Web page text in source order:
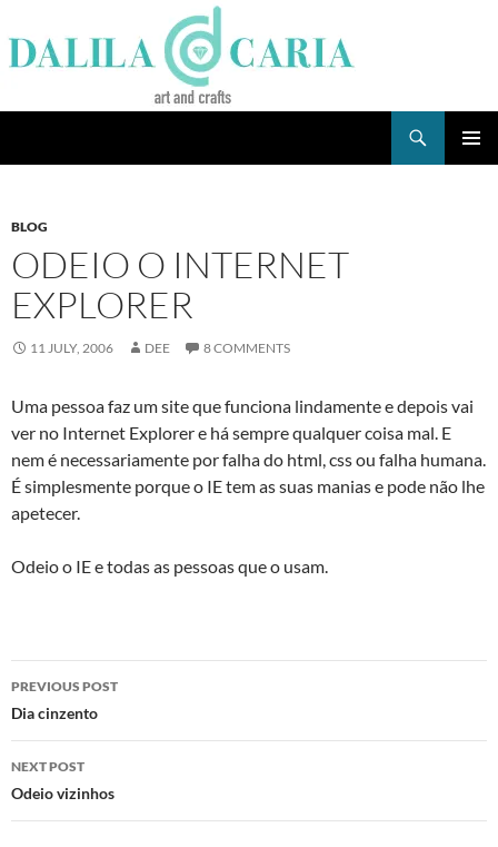
to
content
BLOG
ODEIO O INTERNET
EXPLORER
11 JULY, 2006 DEE 8 COMMENTS
Uma pessoa faz um site que funciona lindamente e depois vai
ver no Internet Explorer e há sempre qualquer coisa mal. E
nem é necessariamente por falha do html, css ou falha humana.
É simplesmente porque o IE tem as suas manias e pode não lhe
apetecer.
Odeio o IE e todas as pessoas que o usam.
Post
navigation
PREVIOUS POST
Dia cinzento
NEXT POST
Odeio vizinhos